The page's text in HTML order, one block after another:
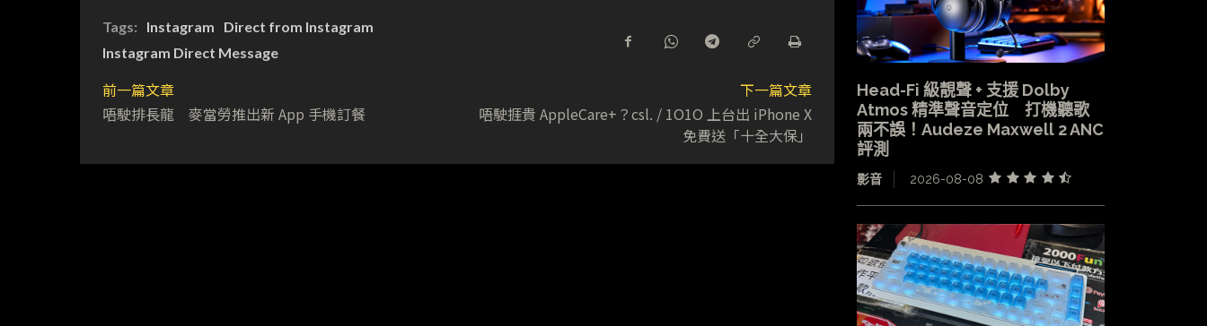
Tags: Instagram
Direct from Instagram
Instagram Direct Message
前一篇文章
唔駛排長龍 麥當勞推出新 App 手機訂餐
下一篇文章
唔駛捱貴 AppleCare+？csl. / 1O1O 上台出 iPhone X
免費送「十全大保」
Head-Fi 級靚聲 + 支援 Dolby
Atmos 精準聲音定位 打機聽歌
兩不誤！Audeze Maxwell 2 ANC
評測
影音 2026-08-08